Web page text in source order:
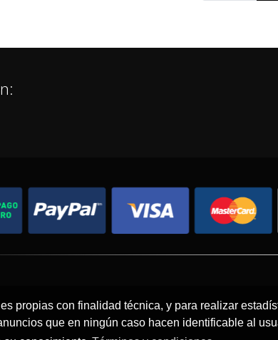
propias con finalidad técnica, y para realizar
que en ningún caso hacen identificable al
© 2026 -